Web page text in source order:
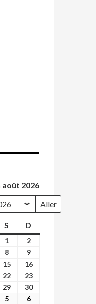
août 2026
S samedi
D
11
août
2026
22
août
2026
88
août
2026
99
août
2026
1515
août
2026
1616
août
2026
2222
août
2323
août
2929
3030
55
66